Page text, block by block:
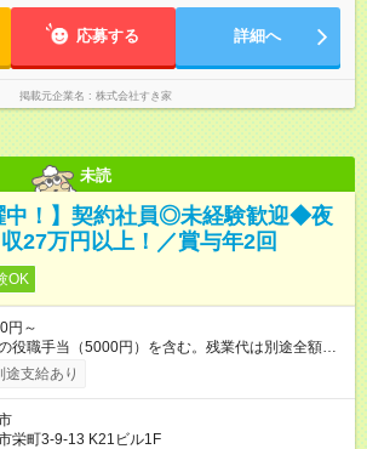
応募する 詳細へ
掲載元企業名 株式会社すき家
未読
中！】契約社員◎未経験歓迎◆夜
27万円以上！／賞与年2回
OK
円～
役職手当（5000円）を含む。残業代は別途全額支
務手当は、残業時間等により変動します。 ※想定
以上 ※最大4回昇給のチャンスあり ※賞与年2回支給
途支給あり
栄町3-9-13 K21ビル1F